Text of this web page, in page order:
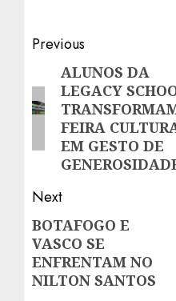
Post
navigation
Previous
Previous
post:
ALUNOS DA
LEGACY
FEIRA
EM GESTO DE
Next
Next
post:
BOTAFOGO E
VASCO SE
ENFRENTAM NO
NILTON SANTOS